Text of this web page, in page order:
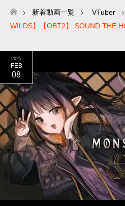
ホーム
新着動画一覧 VTuber
WILDS】【OBT2】 SOUND THE
2025
FEB
08